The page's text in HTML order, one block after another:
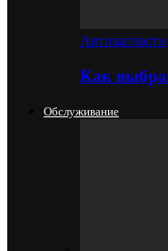
Автозапчасти
Как
Обслуживание